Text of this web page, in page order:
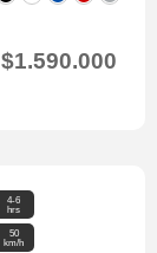
$1.590.000
4-6
hrs
50
km/h